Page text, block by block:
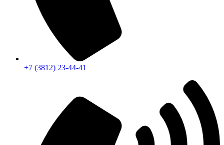
+7 (3812) 23-44-41